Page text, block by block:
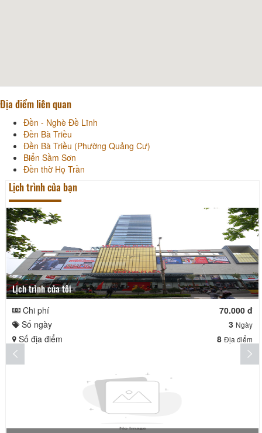
Địa điểm liên quan
Đền - Nghè Đề Lĩnh
Đền Bà Triều
Đền Bà Triều (Phường Quảng Cư)
Biển Sầm Sơn
Đền thờ Họ Trần
Lịch trình của bạn
Lịch trình của tôi
Chi phí
70.000 đ
Số ngày
3 Ngày
Số địa điểm 8 Địa điểm